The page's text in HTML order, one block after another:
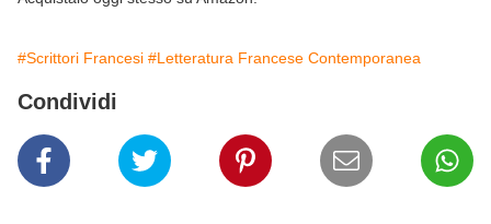
#Scrittori Francesi #Letteratura Francese Contemporanea
Condividi